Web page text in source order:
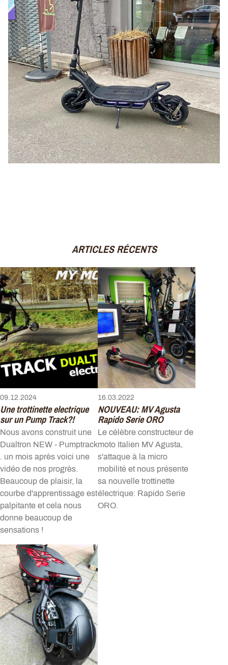
ARTICLES RÉCENTS
09.12.2024
Une trottinette electrique
sur un Pump Track?!
Nous avons construit une
Dualtron NEW - Pumptrack
. un mois après voici une
vidéo de nos progrès.
Beaucoup de plaisir, la
courbe d'apprentissage est
palpitante et cela nous
donne beaucoup de
sensations !
16.03.2022
NOUVEAU: MV Agusta
Rapido Serie ORO
Le célèbre constructeur de
moto Italien MV Agusta,
s'attaque à la micro
mobilité et nous présente
sa nouvelle trottinette
électrique: Rapido Serie
ORO.